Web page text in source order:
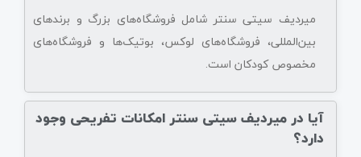
میردیف سیتی سنتر شامل فروشگاه‌های بزرگ و برندهای
بین‌المللی، فروشگاه‌های لوکس، بوتیک‌ها و فروشگاه‌های
مخصوص کودکان است.
آیا در میردیف سیتی سنتر امکانات تفریحی وجود
دارد؟